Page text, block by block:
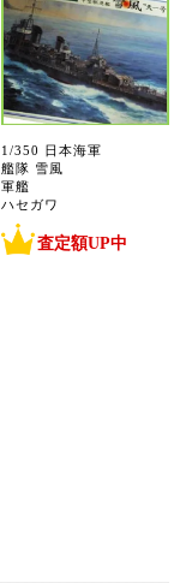
1/350 日本海軍
艦隊 雪風
軍艦
ハセガワ
査定額UP中